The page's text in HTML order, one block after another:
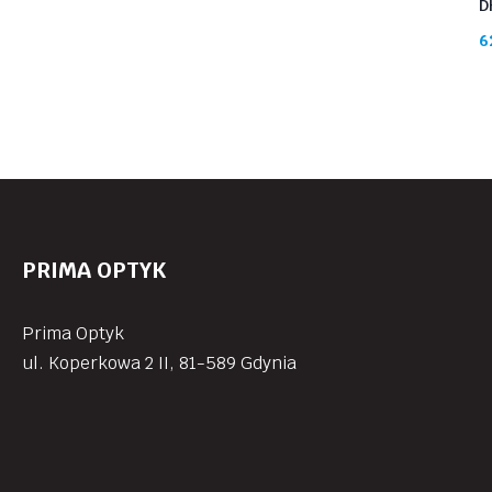
PRIMA OPTYK
Prima Optyk
ul. Koperkowa 2 II, 81-589 Gdynia